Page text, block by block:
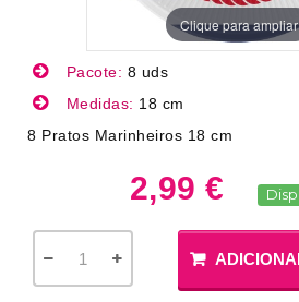
Clique para ampliar
Pacote: 8 uds
Medidas: 18 cm
8 Pratos Marinheiros 18 cm
2,99 €